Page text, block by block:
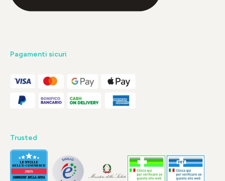
Pagamenti sicuri
Trusted